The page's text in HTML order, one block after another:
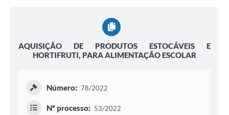
AQUISIÇÃO DE PRODUTOS ESTOCÁVEIS E
HORTIFRUTI, PARA ALIMENTAÇÃO ESCOLAR
Número: 78/2022
Nº processo: 53/2022